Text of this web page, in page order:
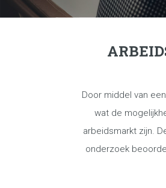
Door middel van
wat de
arbeidsmarkt zijn.
onderzoek